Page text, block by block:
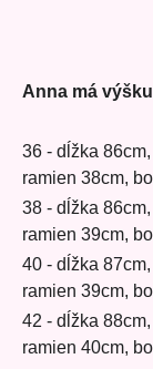
Anna má
36 - dĺžka
ramien 38cm,
38 - dĺžka
ramien 39cm,
40 - dĺžka
ramien 39cm,
42 - dĺžka
ramien 40cm,